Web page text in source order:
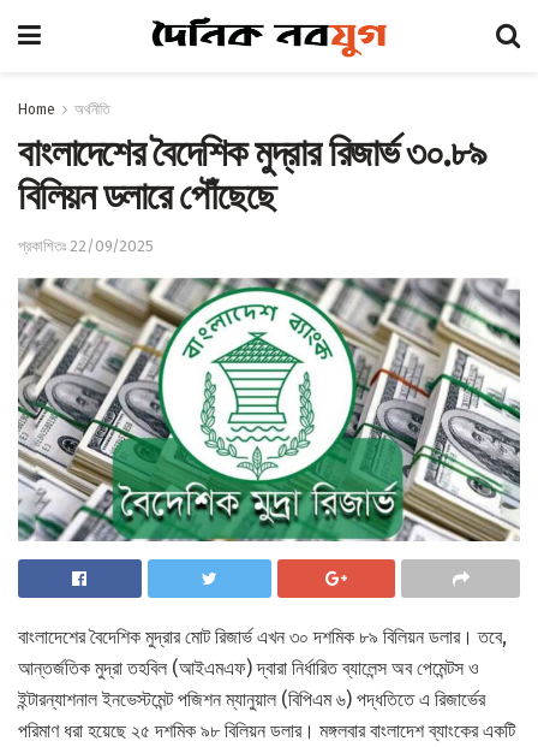
Home অর্থনীতি
বাংলাদেশের বৈদেশিক মুদ্রার রিজার্ভ ৩০.৮৯
বিলিয়ন ডলারে পৌঁছেছে
প্রকাশিতঃ 22/09/2025
বাংলাদেশের বৈদেশিক মুদ্রার মোট রিজার্ভ এখন ৩০ দশমিক ৮৯ বিলিয়ন ডলার। তবে,
আন্তর্জতিক মুদ্রা তহবিল (আইএমএফ) দ্বারা নির্ধারিত ব্যালেন্স অব পেমেন্টস ও
ইন্টারন্যাশনাল ইনভেস্টমেন্ট পজিশন ম্যানুয়াল (বিপিএম ৬) পদ্ধতিতে এ রিজার্ভের
পরিমাণ ধরা হয়েছে ২৫ দশমিক ৯৮ বিলিয়ন ডলার। মঙ্গলবার বাংলাদেশ ব্যাংকের একটি